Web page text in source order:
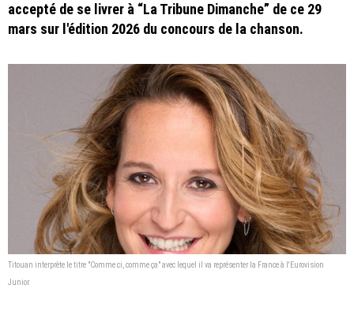
accepté de se livrer à “La Tribune Dimanche” de ce 29
mars sur l'édition 2026 du concours de la chanson.
Titouan interprète le titre "Comme ci, comme ça" avec lequel il va représenter la France à l'Eurovision
Junior